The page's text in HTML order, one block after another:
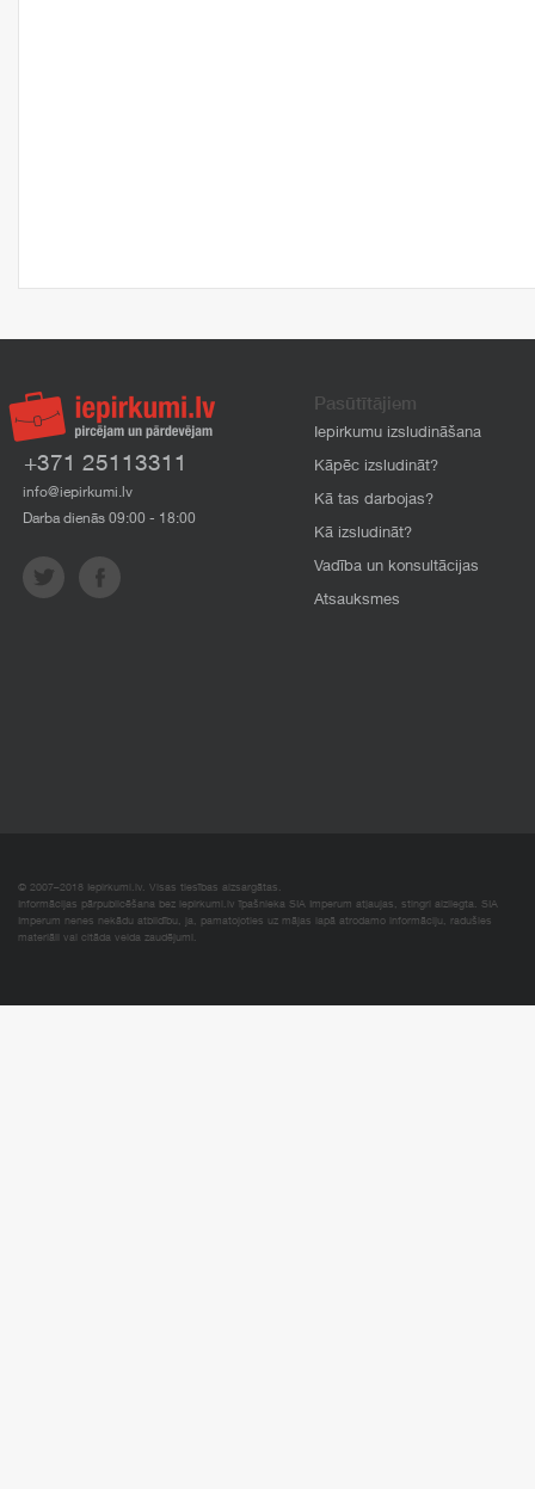
+371 25113311
info@iepirkumi.lv
Darba dienās 09:00 - 18:00
Pasūtītājiem
Iepirkumu izsludināšana
Kāpēc izsludināt?
Kā tas darbojas?
Kā izsludināt?
Vadība un konsultācijas
Atsauksmes
© 2007–2018 Iepirkumi.lv. Visas tiesības aizsargātas.
Informācijas pārpublicēšana bez iepirkumi.lv īpašnieka SIA Imperum atļaujas, stingri aizliegta. SIA
Imperum nenes nekādu atbildību, ja, pamatojoties uz mājas lapā atrodamo informāciju, radušies
materiāli vai citāda veida zaudējumi.